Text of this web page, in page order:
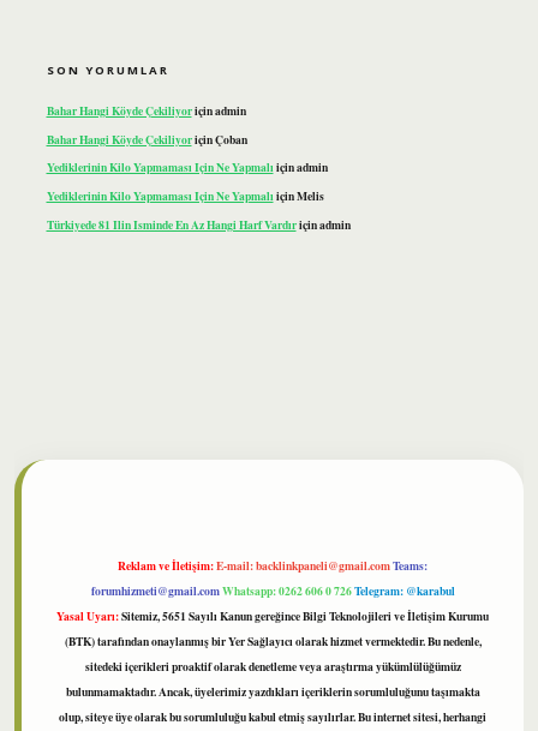
SON YORUMLAR
Bahar Hangi Köyde Çekiliyoriçinadmin
Bahar Hangi Köyde ÇekiliyoriçinÇoban
Yediklerinin Kilo Yapmaması Için Ne Yapmalıiçinadmin
Yediklerinin Kilo Yapmaması Için Ne YapmalıiçinMelis
Türkiyede 81 Ilin Isminde En Az Hangi Harf Vardıriçinadmin
Reklam ve İletişim:E-mail:backlinkpaneli@gmail.comTeams:
forumhizmeti@gmail.comWhatsapp: 0262 606 0 726Telegram: @karabul
Yasal Uyarı:Sitemiz, 5651 Sayılı Kanun gereğince Bilgi Teknolojileri ve İletişim Kurumu
(BTK) tarafından onaylanmış bir Yer Sağlayıcı olarak hizmet vermektedir. Bu nedenle,
sitedeki içerikleri proaktif olarak denetleme veya araştırma yükümlülüğümüz
bulunmamaktadır. Ancak, üyelerimiz yazdıkları içeriklerin sorumluluğunu taşımakta
olup, siteye üye olarak bu sorumluluğu kabul etmiş sayılırlar. Bu internet sitesi, herhangi